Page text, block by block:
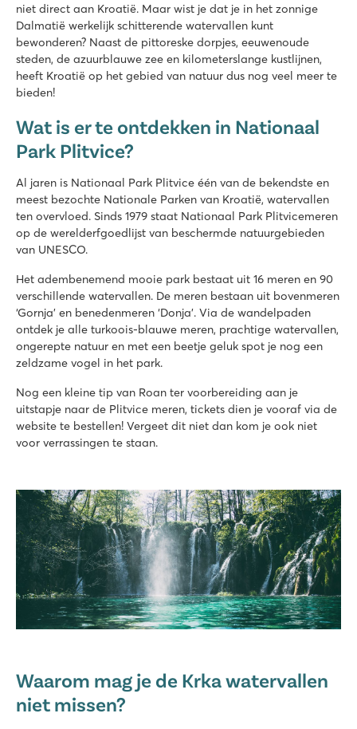
niet direct aan Kroatië. Maar wist je dat je in het zonnige
Dalmatië werkelijk schitterende watervallen kunt
bewonderen? Naast de pittoreske dorpjes, eeuwenoude
steden, de azuurblauwe zee en kilometerslange kustlijnen,
heeft Kroatië op het gebied van natuur dus nog veel meer te
bieden!
Wat is er te ontdekken in Nationaal
Park Plitvice?
Al jaren is Nationaal Park Plitvice één van de bekendste en
meest bezochte Nationale Parken van Kroatië, watervallen
ten overvloed. Sinds 1979 staat Nationaal Park Plitvicemeren
op de werelderfgoedlijst van beschermde natuurgebieden
van UNESCO.
Het adembenemend mooie park bestaat uit 16 meren en 90
verschillende watervallen. De meren bestaan uit bovenmeren
‘Gornja’ en benedenmeren ‘Donja’. Via de wandelpaden
ontdek je alle turkoois-blauwe meren, prachtige watervallen,
ongerepte natuur en met een beetje geluk spot je nog een
zeldzame vogel in het park.
Nog een kleine tip van Roan ter voorbereiding aan je
uitstapje naar de Plitvice meren, tickets dien je vooraf via de
website te bestellen! Vergeet dit niet dan kom je ook niet
voor verrassingen te staan.
Waarom mag je de Krka watervallen
niet missen?